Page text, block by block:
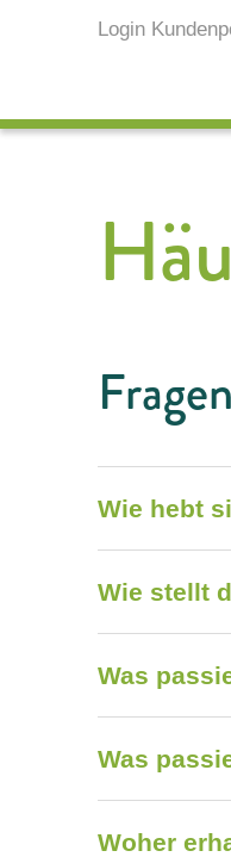
Login
Wie hebt
Wie stellt
Was
Was
Woher